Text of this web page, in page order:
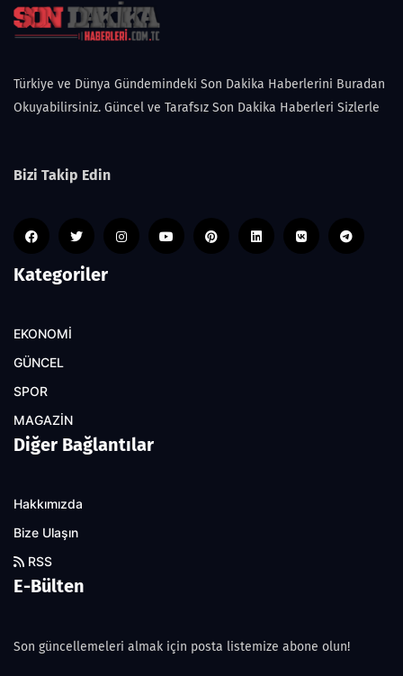
Türkiye ve Dünya Gündemindeki Son Dakika Haberlerini Buradan
Okuyabilirsiniz. Güncel ve Tarafsız Son Dakika Haberleri Sizlerle
Bizi Takip Edin
Kategoriler
EKONOMİ
GÜNCEL
SPOR
MAGAZİN
Diğer Bağlantılar
Hakkımızda
Bize Ulaşın
RSS
E-Bülten
Son güncellemeleri almak için posta listemize abone olun!